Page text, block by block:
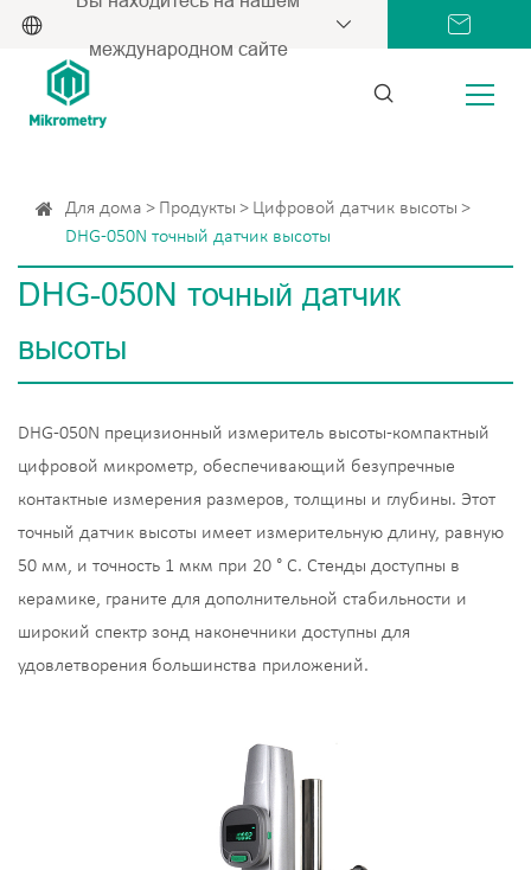
международном сайте
Для дома Продукты
Цифровой датчик высоты
DHG-050N точный датчик высоты
DHG-050N точный датчик
высоты
DHG-050N прецизионный измеритель высоты-компактный
цифровой микрометр, обеспечивающий безупречные
контактные измерения размеров, толщины и глубины. Этот
точный датчик высоты имеет измерительную длину, равную
50 мм, и точность 1 мкм при 20 ° C. Стенды доступны в
керамике, граните для дополнительной стабильности и
широкий спектр зонд наконечники доступны для
удовлетворения большинства приложений.